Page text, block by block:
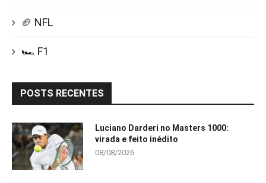
🏈 NFL
🏎️ F1
POSTS RECENTES
Luciano Darderi no Masters 1000:
virada e feito inédito
08/08/2026